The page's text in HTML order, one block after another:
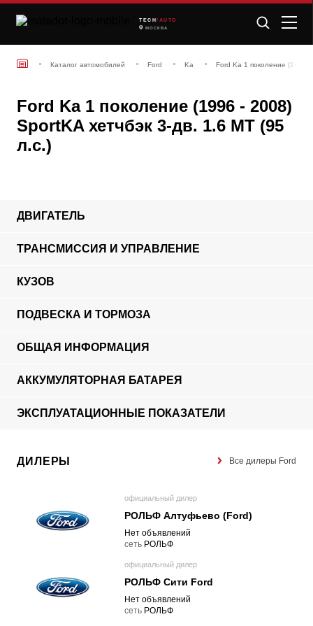
TECH /AUTO
МОСКВА
Каталог автомобилей Ford Ka Ford Ka 1 поколение (1996 -
Ford Ka 1 поколение (1996 - 2008)
SportKA хетчбэк 3-дв. 1.6 MT (95
л.с.)
ДВИГАТЕЛЬ
ТРАНСМИССИЯ И УПРАВЛЕНИЕ
КУЗОВ
ПОДВЕСКА И ТОРМОЗА
ОБЩАЯ ИНФОРМАЦИЯ
АККУМУЛЯТОРНАЯ БАТАРЕЯ
ЭКСПЛУАТАЦИОННЫЕ ПОКАЗАТЕЛИ
ДИЛЕРЫ Все дилеры Ford
официальный дилер
РОЛЬФ Алтуфьево (Ford)
Нет объявлений
cеть РОЛЬФ
официальный дилер
РОЛЬФ Сити Ford
Нет объявлений
cеть РОЛЬФ